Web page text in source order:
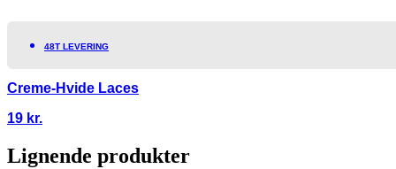
48T LEVERING
Creme-Hvide Laces
19 kr.
Lignende produkter